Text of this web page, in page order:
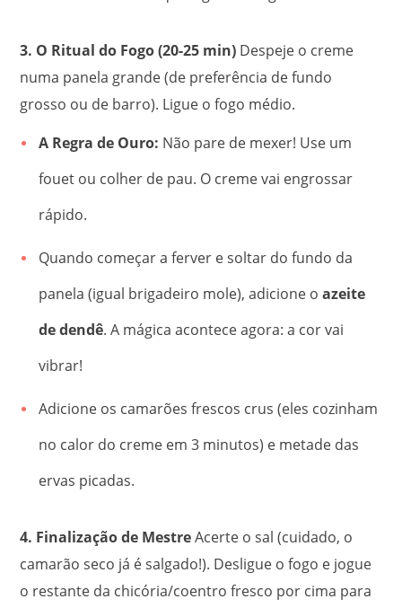
3. O Ritual do Fogo (20-25 min) Despeje o creme
numa panela grande (de preferência de fundo
grosso ou de barro). Ligue o fogo médio.
A Regra de Ouro: Não pare de mexer! Use um
fouet ou colher de pau. O creme vai engrossar
rápido.
Quando começar a ferver e soltar do fundo da
panela (igual brigadeiro mole), adicione oazeite
de dendê. A mágica acontece agora: a cor vai
vibrar!
Adicione os camarões frescos crus (eles cozinham
no calor do creme em 3 minutos) e metade das
ervas picadas.
4. Finalização de MestreAcerte o sal (cuidado, o
camarão seco já é salgado!). Desligue o fogo e jogue
o restante da chicória/coentro fresco por cima para